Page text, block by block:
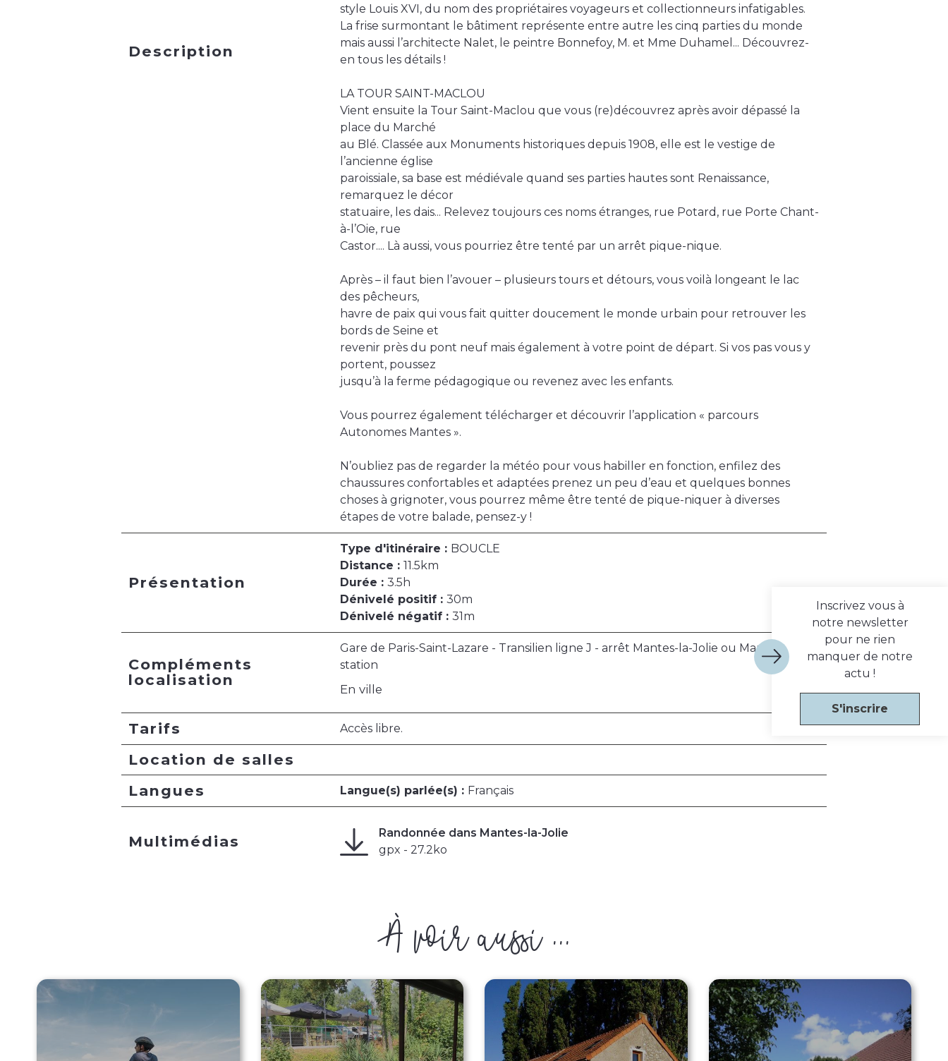
Description
style Louis XVI, du nom des propriétaires voyageurs et collectionneurs infatigables.
La frise surmontant le bâtiment représente entre autre les cinq parties du monde
mais aussi l’architecte Nalet, le peintre Bonnefoy, M. et Mme Duhamel... Découvrez-
en tous les détails !
LA TOUR SAINT-MACLOU
Vient ensuite la Tour Saint-Maclou que vous (re)découvrez après avoir dépassé la
place du Marché
au Blé. Classée aux Monuments historiques depuis 1908, elle est le vestige de
l’ancienne église
paroissiale, sa base est médiévale quand ses parties hautes sont Renaissance,
remarquez le décor
statuaire, les dais... Relevez toujours ces noms étranges, rue Potard, rue Porte Chant-
à-l’Oie, rue
Castor.... Là aussi, vous pourriez être tenté par un arrêt pique-nique.
Après – il faut bien l’avouer – plusieurs tours et détours, vous voilà longeant le lac
des pêcheurs,
havre de paix qui vous fait quitter doucement le monde urbain pour retrouver les
bords de Seine et
revenir près du pont neuf mais également à votre point de départ. Si vos pas vous y
portent, poussez
jusqu’à la ferme pédagogique ou revenez avec les enfants.
Vous pourrez également télécharger et découvrir l’application « parcours
Autonomes Mantes ».
N’oubliez pas de regarder la météo pour vous habiller en fonction, enfilez des
chaussures confortables et adaptées prenez un peu d’eau et quelques bonnes
choses à grignoter, vous pourrez même être tenté de pique-niquer à diverses
étapes de votre balade, pensez-y !
Présentation
Type d'itinéraire : BOUCLE
Distance : 11.5km
Durée : 3.5h
Dénivelé positif : 30m
Dénivelé négatif : 31m
Compléments
localisation
Gare de Paris-Saint-Lazare - Transilien ligne J - arrêt Mantes-la-Jolie ou Mantes
station
En ville
Tarifs Accès libre.
Location de salles
Langues
Langue(s) parlée(s) : Français
Multimédias
Randonnée dans Mantes-la-Jolie
gpx - 27.2ko
À voir aussi ...
Inscrivez vous à
notre newsletter
pour ne rien
manquer de notre
actu !
S'inscrire